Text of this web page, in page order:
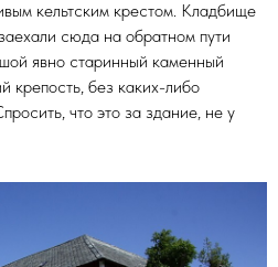
кельтским крестом. Кладбище
сюда на обратном пути
явно старинный каменный
без каких-либо
что это за здание, не у